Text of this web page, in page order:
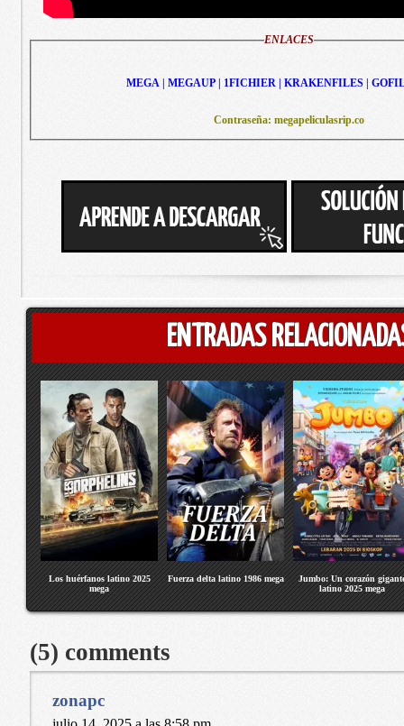
ENLACES
MEGA | MEGAUP | 1FICHIER | KRAKENFILES |
Contraseña: megapeliculasrip.co
ENTRADAS
Los huérfanos latino 2025
mega
Fuerza delta latino 1986 mega
Jumbo: Un corazón
latino 2025 mega
(5) comments
zonapc